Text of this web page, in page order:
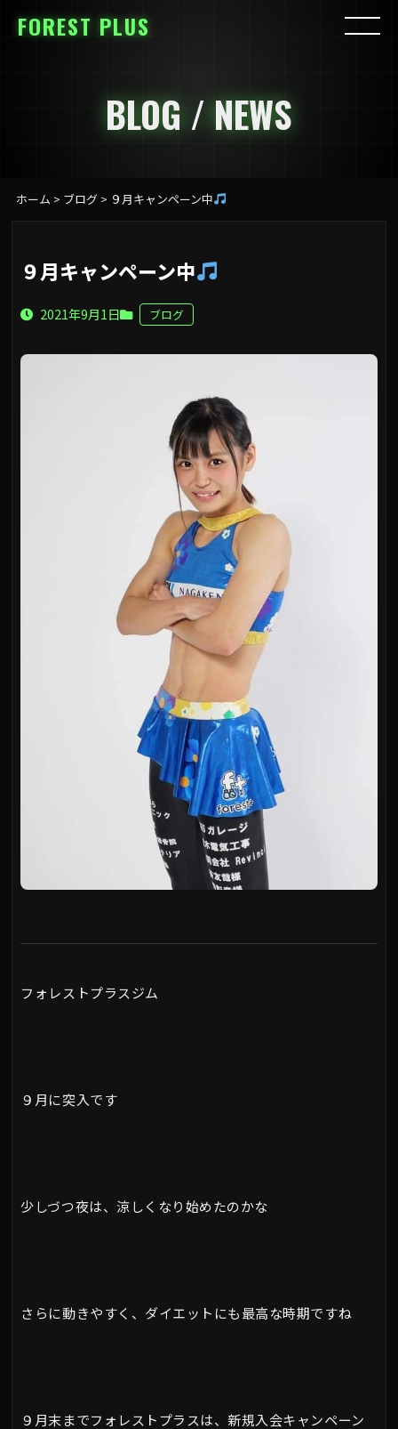
FOREST PLUS
BLOG / NEWS
ホーム > ブログ> ９月キャンペーン中
９月キャンペーン中
2021年9月1日 ブログ
フォレストプラスジム
９月に突入です
少しづつ夜は、涼しくなり始めたのかな
さらに動きやすく、ダイエットにも最高な時期ですね
９月末までフォレストプラスは、新規入会キャンペーン